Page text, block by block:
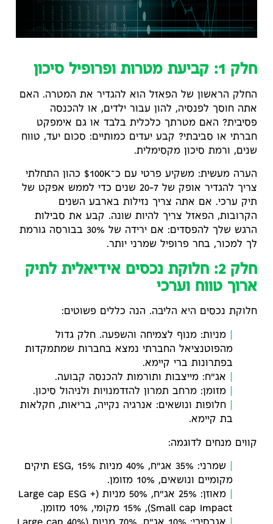
חלק 1: קביעת מטרות ופרופיל סיכון
החלק הראשון של הפאזל הוא להגדיר את המטרה. האם
אתה חוסך לפנסיה, להון עבור ילדים, או להכנסה
פסיבית? האם מטרתך כלכלית בלבד או גם אימפקט
חברתי או סביבתי? קבע יעדים כמותיים: סכום יעד, טווח
שנים, ורמת סיכון מקסימלית.
הערה מעשית: משקיע פרטי עם כ־100K$ כהון התחלתי
צריך להגדיר אופק של 7–20 שנים כדי לממש אפקט של
תיק ערכי. אם אתה צריך נזילות בארבע השנים
הקרובות, הפאזל צריך להיות שונה. קבע את סבילות
הרגש שלך להפסדים: אם ירידה של 30% בבורסה גורמת
לך למכור, בחר פרופיל שמרני יותר.
חלק 2: חלוקת נכסים אידיאלית לתיק
ארוך טווח וערכי
חלוקת נכסים היא הליבה. הנה כללים פשוטים:
מניות: מנוף לצמיחה והשפעה. חלק גדול
מהפוטנציאל החברתי נמצא בחברות שמתמקדות
בפתרונות ברי קיימא.
אג"ח: מייצבות ותורמות להכנסה קבועה.
מזומן: מרחב תמרון להזדמנויות ולניהול סיכון.
חלופות ונושאים: אנרגיה נקייה, בריאות, חקלאות
בת קיימא.
קווים מנחים לדוגמה:
שמרני: 35% אג"ח, 40% מניות ESG, 15% תיקים
מקומיים ונושאים, 10% מזומן.
מאוזן: 25% אג"ח, 50% מניות (Large cap ESG +
Small cap Impact), 15% מקומי, 10% מזומן.